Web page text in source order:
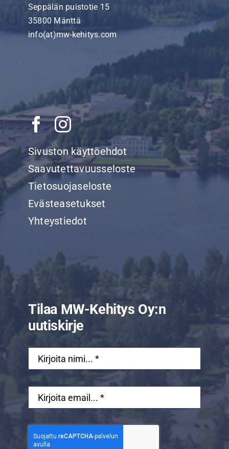
Seppälän puistotie 15
35800 Mänttä
info(at)mw-kehitys.com
Sivuston käyttöehdot
Saavutettavuusseloste
Tietosuojaseloste
Evästeasetukset
Yhteystiedot
Tilaa MW-Kehitys Oy:n
uutiskirje